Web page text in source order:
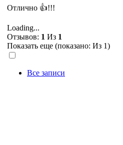
Отлично 👍!!!
Loading...
Отзывов: 1 Из 1
Показать еще (показано: Из 1)
Все записи